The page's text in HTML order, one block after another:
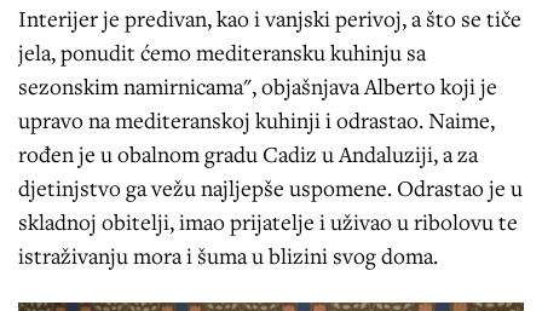
Interijer je predivan, kao i vanjski perivoj, a što se tiče
jela, ponudit ćemo mediteransku kuhinju sa
sezonskim namirnicama", objašnjava Alberto koji je
upravo na mediteranskoj kuhinji i odrastao. Naime,
rođen je u obalnom gradu Cadiz u Andaluziji, a za
djetinjstvo ga vežu najljepše uspomene. Odrastao je u
skladnoj obitelji, imao prijatelje i uživao u ribolovu te
istraživanju mora i šuma u blizini svog doma.